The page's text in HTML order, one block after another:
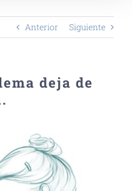
Anterior Siguiente
deja de